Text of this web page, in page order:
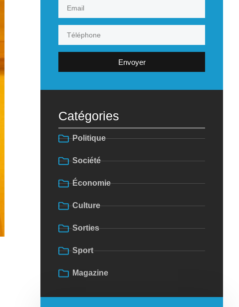
Envoyer
Catégories
Politique
Société
Économie
Culture
Sorties
Sport
Magazine